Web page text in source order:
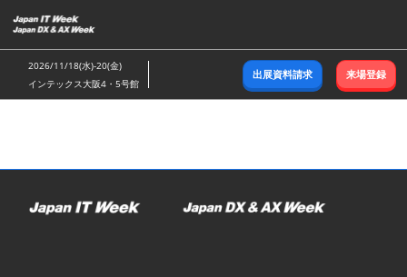
キ
ッ
し
む
2026/11/18(水)-20(金)
インテックス大阪4・5号館
出展資料請求 来場登録